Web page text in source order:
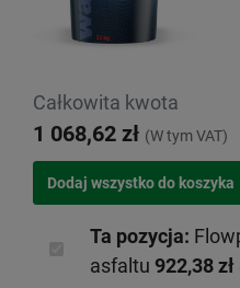
Całkowita kwota
1 068,62 zł (W tym VAT)
Ta pozycja:
asfaltu 922,38 zł